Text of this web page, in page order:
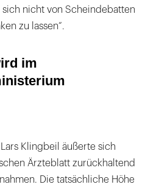
sich nicht von Scheindebatten
zu lassen“.
im
Klingbeil äußerte sich
Ärzteblatt zurückhaltend
Die tatsächliche Höhe